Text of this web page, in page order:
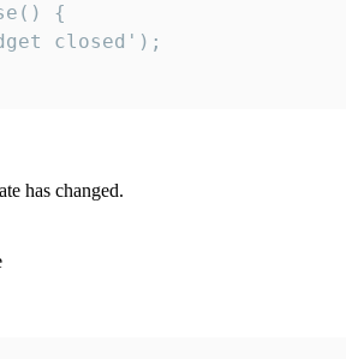
{
closed');
has changed.